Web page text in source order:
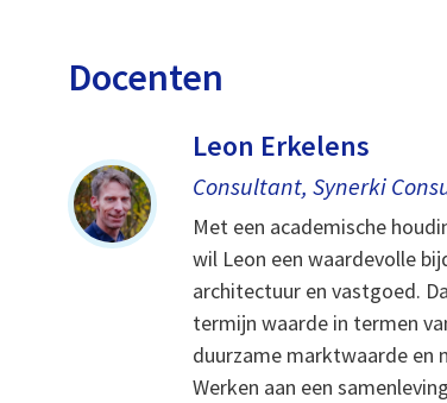
Docenten
Leon Erkelens
Consultant, Synerki
Met een academische
wil Leon een waardevolle
architectuur en vastgoed.
termijn waarde in termen
duurzame marktwaarde en
Werken aan een